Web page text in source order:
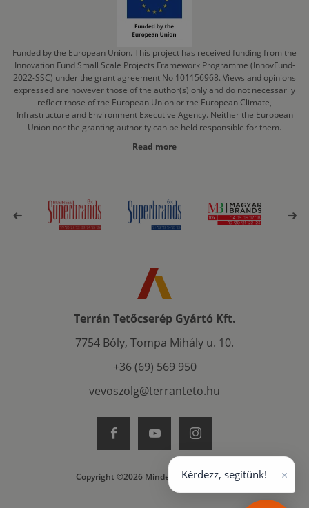
Funded by the European Union. This project has received funding from the
Innovation Fund Small Scale Projects Framework Programme (InnovFund-
2022-SSC) under the grant agreement No 101156968. Views and opinions
expressed are however those of the author(s) only and do not necessarily
reflect those of the European Union or the European Climate,
Infrastructure and Environment Executive Agency. Neither the European
Union nor the granting authority can be held responsible for them.
Read more
Terrán Tetőcserép Gyártó Kft.
7754 Bóly, Tompa Mihály u. 10.
+36 (69) 569 950
vevoszolg@terranteto.hu
Copyright ©2026 Minden jog fenntartva
Kérdezz, segítünk! ×